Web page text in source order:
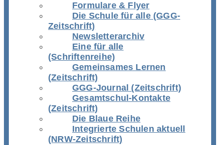
Formulare & Flyer
Die Schule für alle (GGG-
Zeitschrift)
Newsletterarchiv
Eine für alle
(Schriftenreihe)
Gemeinsames Lernen
(Zeitschrift)
GGG-Journal (Zeitschrift)
Gesamtschul-Kontakte
(Zeitschrift)
Die Blaue Reihe
Integrierte Schulen aktuell
(NRW-Zeitschrift)